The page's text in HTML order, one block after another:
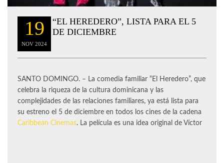
19
NOV 2024
“EL HEREDERO”, LISTA PARA EL 5
DE DICIEMBRE
SANTO DOMINGO. – La comedia familiar “El Heredero”, que
celebra la riqueza de la cultura dominicana y las
complejidades de las relaciones familiares, ya está lista para
su estreno el 5 de diciembre en todos los cines de la cadena
Caribbean Cinemas. La película es una idea original de Víctor